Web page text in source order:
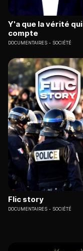
Y'a que la vérité qui
compte
DOCUMENTAIRES SOCIÉTÉ
Flic story
DOCUMENTAIRES SOCIÉTÉ